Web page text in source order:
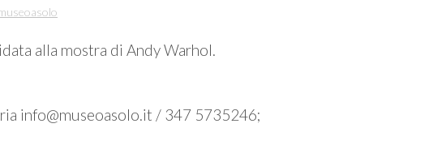
alla mostra di Andy Warhol.
info@museoasolo.it / 347 5735246;